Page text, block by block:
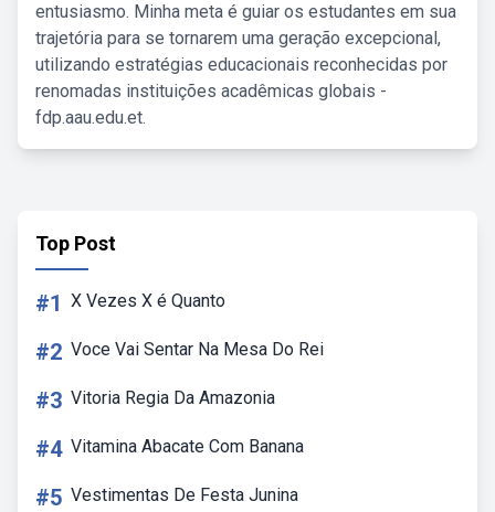
entusiasmo. Minha meta é guiar os estudantes em sua
trajetória para se tornarem uma geração excepcional,
utilizando estratégias educacionais reconhecidas por
renomadas instituições acadêmicas globais -
fdp.aau.edu.et.
Top Post
#1 X Vezes X é Quanto
#2 Voce Vai Sentar Na Mesa Do Rei
#3 Vitoria Regia Da Amazonia
#4 Vitamina Abacate Com Banana
#5 Vestimentas De Festa Junina